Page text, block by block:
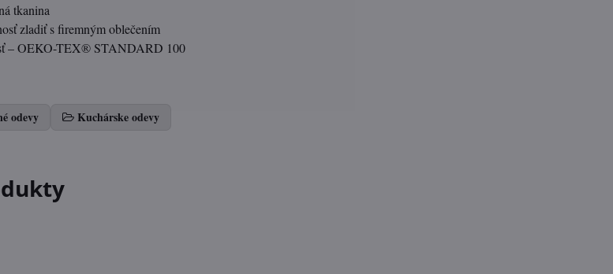
tkanina
zladiť s firemným oblečením
– OEKO-TEX® STANDARD 100
odevy Kuchárske odevy